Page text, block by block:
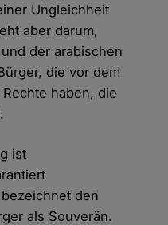
Ungleichheit
aber darum,
der arabischen
die vor dem
haben, die
ist
den
als Souverän.